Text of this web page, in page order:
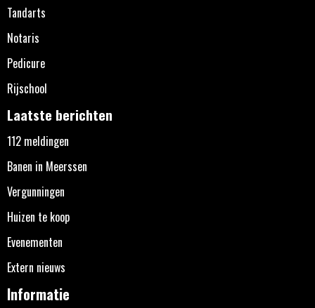
Tandarts
Notaris
Pedicure
Rijschool
Laatste berichten
112 meldingen
Banen in Meerssen
Vergunningen
Huizen te koop
Evenementen
Extern nieuws
Informatie